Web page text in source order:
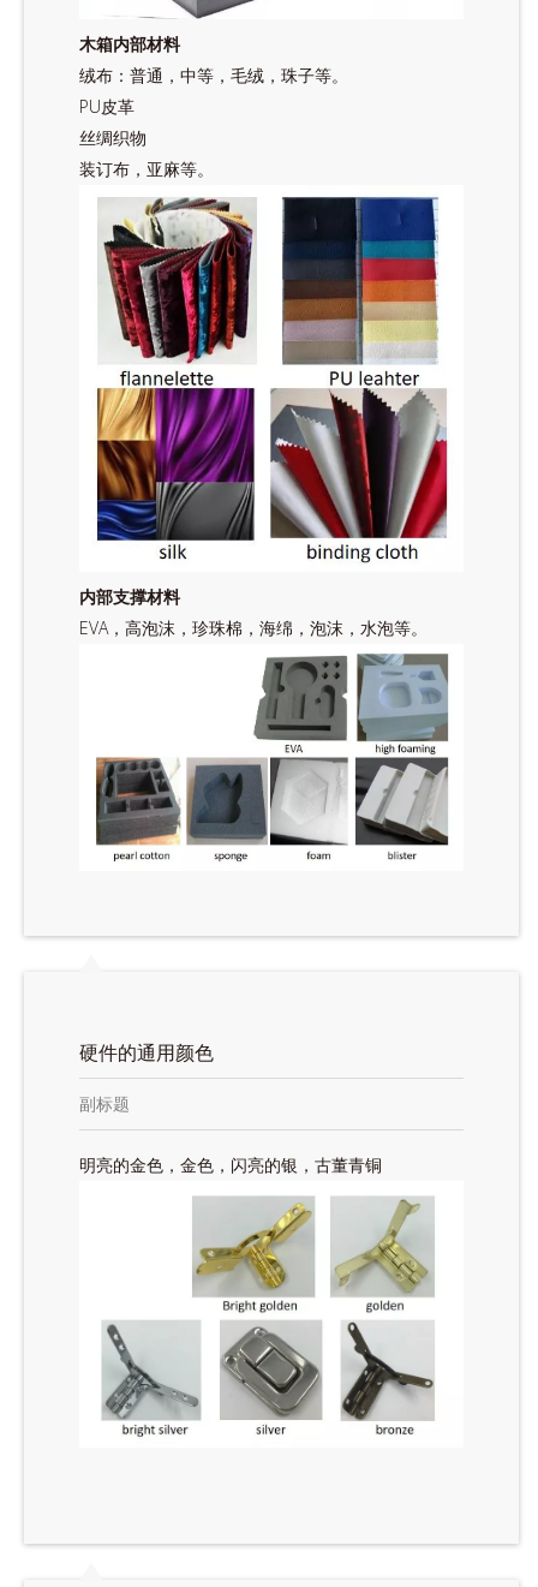
木箱内部材料
绒布：普通，中等，毛绒，珠子等。
PU皮革
丝绸织物
装订布，亚麻等。
内部支撑材料
EVA，高泡沫，珍珠棉，海绵，泡沫，水泡等。
硬件的通用颜色
副标题
明亮的金色，金色，闪亮的银，古董青铜